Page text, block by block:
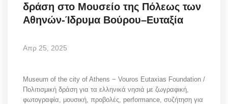
δράση στο Μουσείο της Πόλεως των
Αθηνών-Ίδρυμα Βούρου–Ευταξία
Απρ 25, 2025
Museum of the city of Athens − Vouros Eutaxias Foundation /
Πολιτισμική δράση για τα ελληνικά νησιά με ζωγραφική,
φωτογραφία, μουσική, προβολές, performance, συζήτηση για